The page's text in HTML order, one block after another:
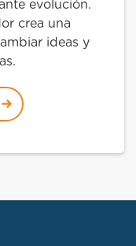
evolución.
crea una
ideas y